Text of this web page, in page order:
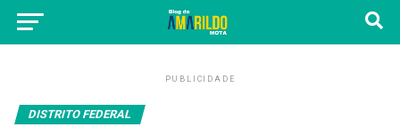
PUBLICIDADE
DISTRITO FEDERAL